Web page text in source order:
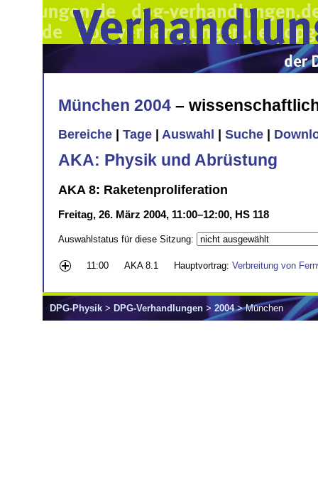
München 2004 –
Bereiche Tage Auswahl Suche
AKA: Physik und Abrüstung
AKA 8: Raketenproliferation
Freitag, 26. März 2004, 11:00–12:00, HS 118
Auswahlstatus für diese Sitzung:
11:00 AKA 8.1 Hauptvortrag: Verbreitung von
DPG-Physik > DPG-Verhandlungen > 2004> München